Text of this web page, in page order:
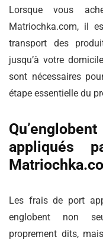
Lorsque vous
Matriochka.com, il
transport des
jusqu’à votre
sont nécessaires
étape essentielle du
appliqués
Les frais de port
englobent non
proprement dits,